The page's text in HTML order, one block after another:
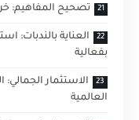
تصحيح المفاهيم:
العناية بالندبات:
بفعالية
الاستثمار الجمالي:
العالمية